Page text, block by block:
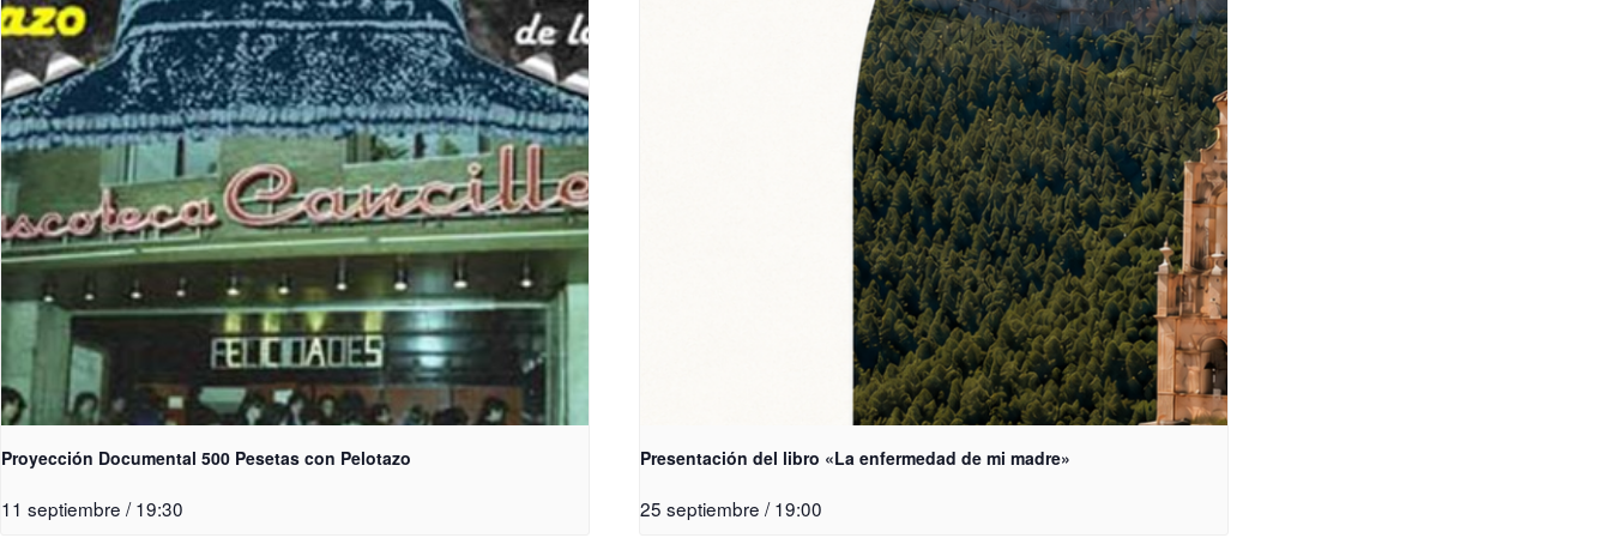
Proyección Documental 500 Pesetas con Pelotazo
11 septiembre / 19:30
Presentación del libro «La enfermedad de mi madre»
25 septiembre / 19:00